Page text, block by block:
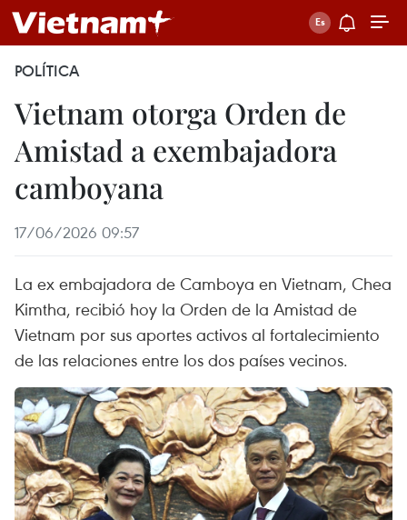
POLÍTICA
Vietnam otorga Orden de
Amistad a exembajadora
camboyana
17/06/2026 09:57
La ex embajadora de Camboya en Vietnam, Chea
Kimtha, recibió hoy la Orden de la Amistad de
Vietnam por sus aportes activos al fortalecimiento
de las relaciones entre los dos países vecinos.